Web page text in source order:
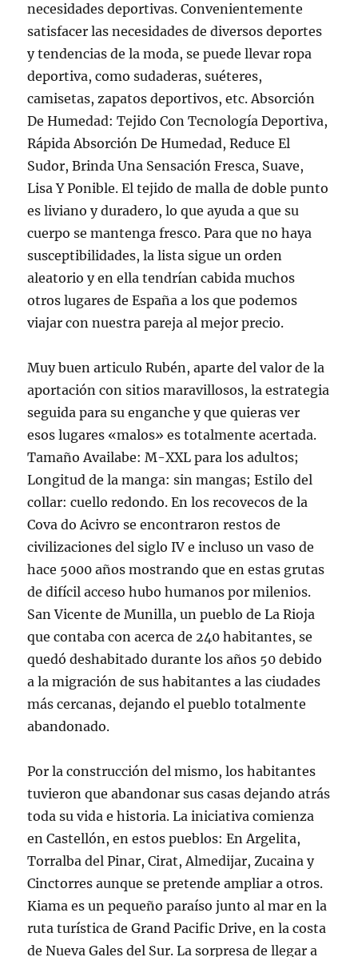
necesidades deportivas. Convenientemente
satisfacer las necesidades de diversos deportes
y tendencias de la moda, se puede llevar ropa
deportiva, como sudaderas, suéteres,
camisetas, zapatos deportivos, etc. Absorción
De Humedad: Tejido Con Tecnología Deportiva,
Rápida Absorción De Humedad, Reduce El
Sudor, Brinda Una Sensación Fresca, Suave,
Lisa Y Ponible. El tejido de malla de doble punto
es liviano y duradero, lo que ayuda a que su
cuerpo se mantenga fresco. Para que no haya
susceptibilidades, la lista sigue un orden
aleatorio y en ella tendrían cabida muchos
otros lugares de España a los que podemos
viajar con nuestra pareja al mejor precio.
Muy buen articulo Rubén, aparte del valor de la
aportación con sitios maravillosos, la estrategia
seguida para su enganche y que quieras ver
esos lugares «malos» es totalmente acertada.
Tamaño Availabe: M-XXL para los adultos;
Longitud de la manga: sin mangas; Estilo del
collar: cuello redondo. En los recovecos de la
Cova do Acivro se encontraron restos de
civilizaciones del siglo IV e incluso un vaso de
hace 5000 años mostrando que en estas grutas
de difícil acceso hubo humanos por milenios.
San Vicente de Munilla, un pueblo de La Rioja
que contaba con acerca de 240 habitantes, se
quedó deshabitado durante los años 50 debido
a la migración de sus habitantes a las ciudades
más cercanas, dejando el pueblo totalmente
abandonado.
Por la construcción del mismo, los habitantes
tuvieron que abandonar sus casas dejando atrás
toda su vida e historia. La iniciativa comienza
en Castellón, en estos pueblos: En Argelita,
Torralba del Pinar, Cirat, Almedijar, Zucaina y
Cinctorres aunque se pretende ampliar a otros.
Kiama es un pequeño paraíso junto al mar en la
ruta turística de Grand Pacific Drive, en la costa
de Nueva Gales del Sur. La sorpresa de llegar a